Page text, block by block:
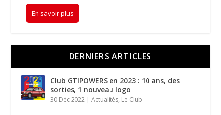
En savoir plus
DERNIERS ARTICLES
Club GTIPOWERS en 2023 : 10 ans, des
sorties, 1 nouveau logo
30 Déc 2022 |Actualités, Le Club